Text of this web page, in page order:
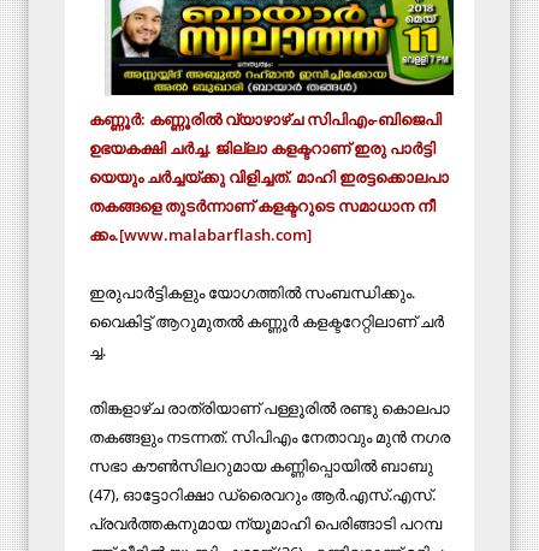
ക​ണ്ണൂ​ർ: ക​ണ്ണൂ​രി​ൽ വ്യാ​ഴാ​ഴ്ച സി​പി​എം-​ബി​ജെ​പി
ഉ​ഭ​യ​ക​ക്ഷി ച​ർ​ച്ച. ജി​ല്ലാ ക​ള​ക്ട​റാ​ണ് ഇ​രു പാ​ർ​ട്ടി​
യെ​യും ച​ർ​ച്ച​യ്ക്കു വി​ളി​ച്ച​ത്. മാ​ഹി ഇ​ര​ട്ട​ക്കൊ​ല​പാ​
ത​ക​ങ്ങ​ളെ തു​ട​ർ​ന്നാ​ണ് ക​ള​ക്ട​റു​ടെ സ​മാ​ധാ​ന നീ​
ക്കം.[www.malabarflash.com]
ഇ​രു​പാ​ര്‍​ട്ടി​ക​ളും യോ​ഗ​ത്തി​ല്‍ സം​ബ​ന്ധി​ക്കും.
വൈ​കി​ട്ട് ആ​റു​മു​ത​ൽ ക​ണ്ണൂ​ര്‍ ക​ള​ക്ട​റേ​റ്റി​ലാ​ണ് ച​ര്‍​
ച്ച.
തി​ങ്ക​ളാ​ഴ്ച രാ​ത്രി​യാ​ണ് പ​ള്ളൂ​രി​ല്‍ ര​ണ്ടു കൊ​ല​പാ​
ത​ക​ങ്ങ​ളും ന​ട​ന്ന​ത്. സി​പി​എം നേ​താ​വും മു​ന്‍ ന​ഗ​ര​
സ​ഭാ കൗ​ണ്‍​സി​ല​റു​മാ​യ ക​ണ്ണി​പ്പൊ​യി​ല്‍ ബാ​ബു
(47), ഓ​ട്ടോ​റി​ക്ഷാ ഡ്രൈ​വ​റും ആ​ര്‍.​എ​സ്.​എ​സ്.
പ്ര​വ​ര്‍​ത്ത​ക​നു​മാ​യ ന്യൂ​മാ​ഹി പെ​രി​ങ്ങാ​ടി പ​റ​മ്പ​